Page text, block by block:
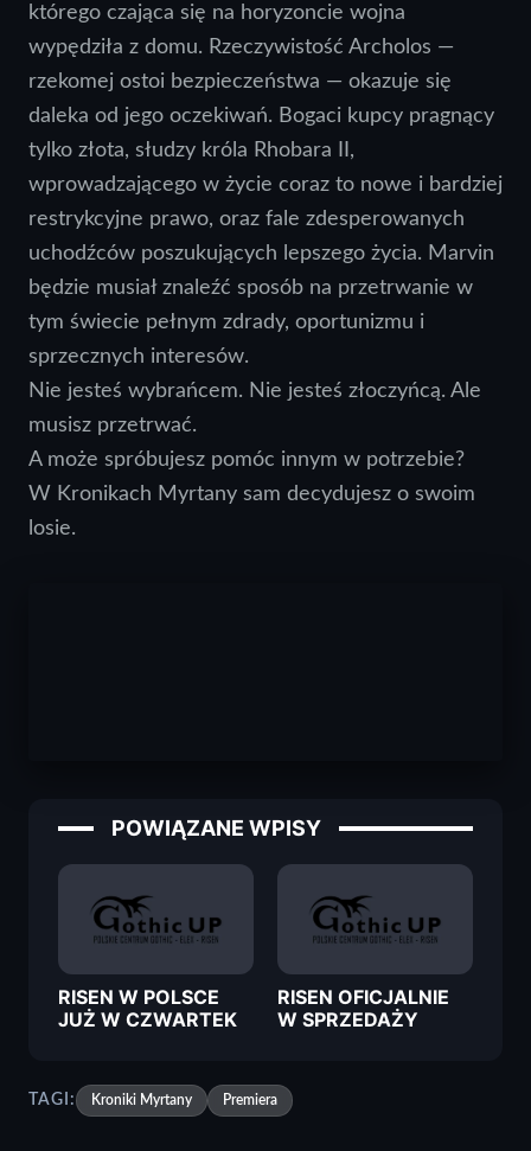
którego czająca się na horyzoncie wojna
wypędziła z domu. Rzeczywistość Archolos —
rzekomej ostoi bezpieczeństwa — okazuje się
daleka od jego oczekiwań. Bogaci kupcy pragnący
tylko złota, słudzy króla Rhobara II,
wprowadzającego w życie coraz to nowe i bardziej
restrykcyjne prawo, oraz fale zdesperowanych
uchodźców poszukujących lepszego życia. Marvin
będzie musiał znaleźć sposób na przetrwanie w
tym świecie pełnym zdrady, oportunizmu i
sprzecznych interesów.
Nie jesteś wybrańcem. Nie jesteś złoczyńcą. Ale
musisz przetrwać.
A może spróbujesz pomóc innym w potrzebie?
W Kronikach Myrtany sam decydujesz o swoim
losie.
POWIĄZANE WPISY
RISEN W POLSCE
JUŻ W CZWARTEK
RISEN OFICJALNIE
W SPRZEDAŻY
TAGI: Kroniki Myrtany Premiera